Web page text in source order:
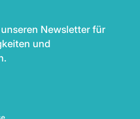
Newsletter für
und